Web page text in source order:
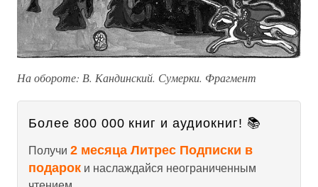
На обороте: В. Кандинский. Сумерки. Фрагмент
Более 800 000 книг и аудиокниг! 📚
Получи 2 месяца Литрес Подписки в
подарок и наслаждайся неограниченным